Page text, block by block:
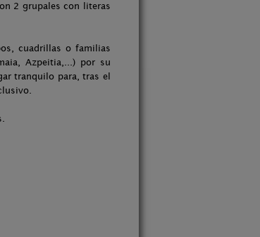
2 grupales con literas
cuadrillas o familias
Azpeitia,...) por su
tranquilo para, tras el